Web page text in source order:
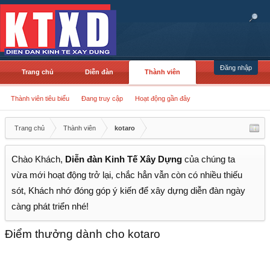
Đăng nhập
Trang chủ Diễn đàn Thành viên
Thành viên tiêu biểu Đang truy cập Hoạt động gần đây
Trang chủ Thành viên kotaro
Chào Khách, Diễn đàn Kinh Tế Xây Dựng của chúng ta
vừa mới hoạt động trở lại, chắc hẳn vẫn còn có nhiều thiếu
sót, Khách nhớ đóng góp ý kiến để xây dựng diễn đàn ngày
càng phát triển nhé!
Điểm thưởng dành cho kotaro